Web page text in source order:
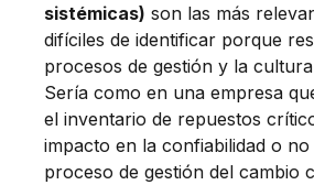
sistémicas) son las más
difíciles de identificar porque
procesos de gestión y la
Sería como en una empresa
el inventario de repuestos
impacto en la confiabilidad o
proceso de gestión del cambio